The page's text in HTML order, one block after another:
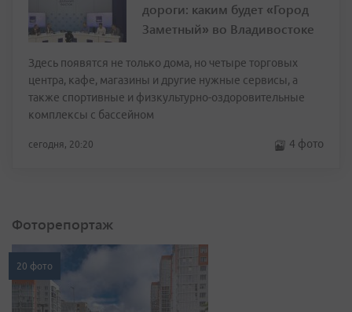
дороги: каким будет «Город
Заметный» во Владивостоке
Здесь появятся не только дома, но четыре торговых
центра, кафе, магазины и другие нужные сервисы, а
также спортивные и физкультурно-оздоровительные
комплексы с бассейном
сегодня, 20:20 4 фото
Фоторепортаж
20 фото